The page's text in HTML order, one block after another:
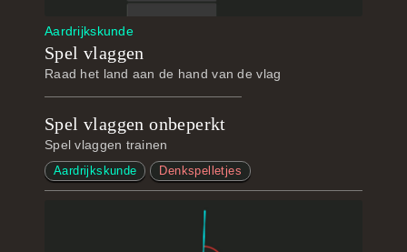
Aardrijkskunde
Spel vlaggen
Raad het land aan de hand van de vlag
Spel vlaggen onbeperkt
Spel vlaggen trainen
Aardrijkskunde Denkspelletjes